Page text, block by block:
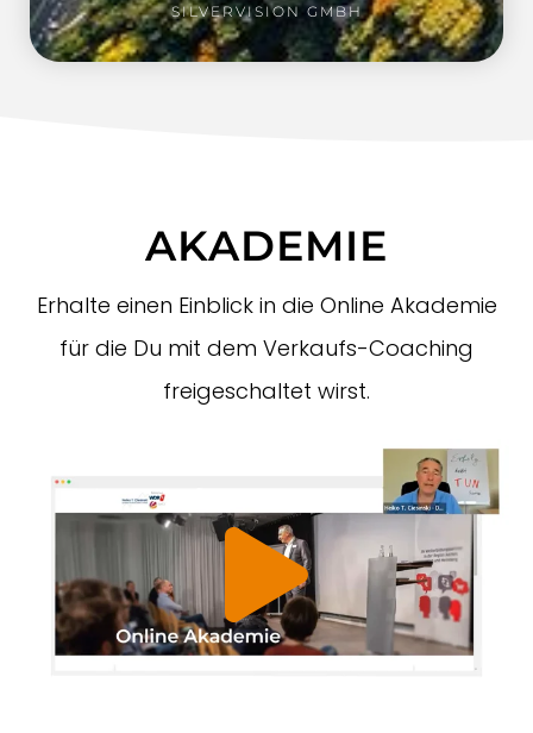
SILVERVISION GMBH
AKADEMIE
Erhalte einen Einblick in die Online Akademie
für die Du mit dem Verkaufs-Coaching
freigeschaltet wirst.